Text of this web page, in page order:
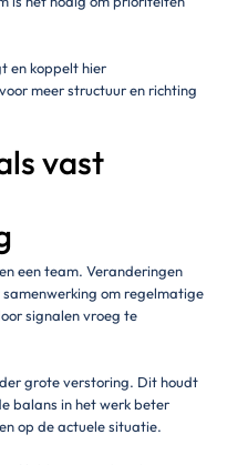
en koppelt hier
meer structuur en richting
vast
een team. Veranderingen
om regelmatige
signalen vroeg te
grote verstoring. Dit houdt
balans in het werk beter
op de actuele situatie.